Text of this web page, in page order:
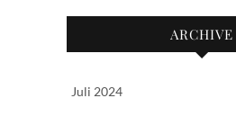
ARCHIVE
Juli 2024